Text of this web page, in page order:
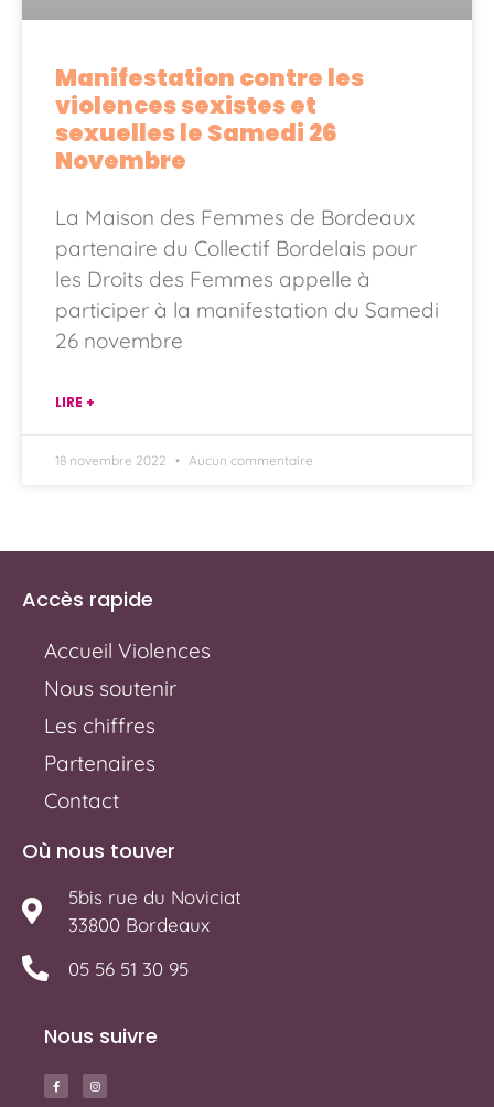
Manifestation contre les
violences sexistes et
sexuelles le Samedi 26
Novembre
La Maison des Femmes de Bordeaux
partenaire du Collectif Bordelais pour
les Droits des Femmes appelle à
participer à la manifestation du Samedi
26 novembre
LIRE +
18 novembre 2022 Aucun commentaire
Accès rapide
Accueil Violences
Nous soutenir
Les chiffres
Partenaires
Contact
Où nous touver
5bis rue du Noviciat
33800 Bordeaux
05 56 51 30 95
Nous suivre